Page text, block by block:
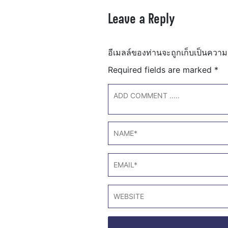
Leave a Reply
อีเมลล์ของท่านจะถูกเก็บเป็นควา
Required fields are marked *